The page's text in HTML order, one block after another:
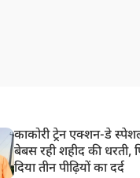
काकोरी ट्रेन एक्शन-डे
बेबस रही शहीद की धरती,
दिया तीन पीढ़ियों का दर्द